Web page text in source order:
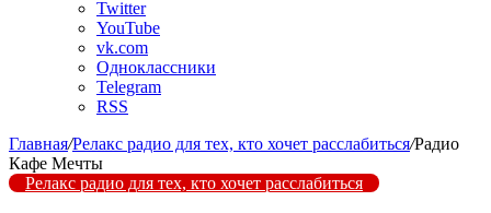
Twitter
YouTube
vk.com
Одноклассники
Telegram
RSS
Главная/Релакс радио для тех, кто хочет расслабиться/Радио
Кафе Мечты
Релакс радио для тех, кто хочет расслабиться